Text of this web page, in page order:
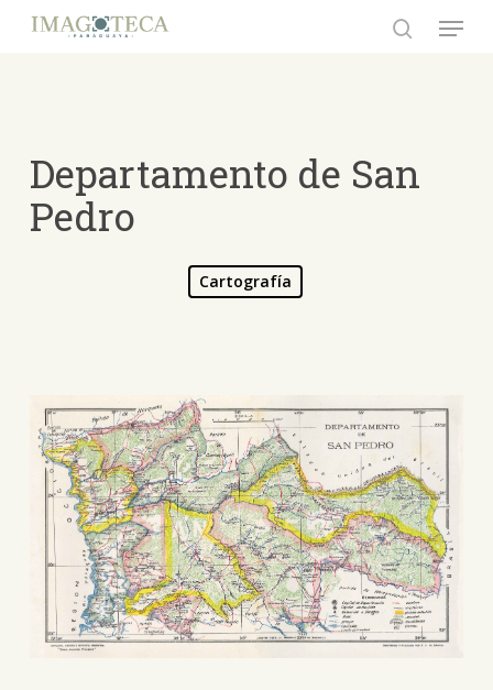
Menu
Departamento de San
Pedro
Cartografía